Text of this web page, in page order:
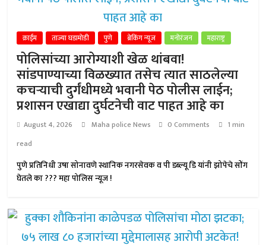
क्राईम ताज्या घडामोडी पुणे ब्रेकिंग न्यूज मनोरंजन महाराष्ट्र
पोलिसांच्या आरोग्याशी खेळ थांबवा!
सांडपाण्याच्या विळख्यात तसेच त्यात साठलेल्या
कचऱ्याची दुर्गंधीमध्ये भवानी पेठ पोलीस लाईन;
प्रशासन एखाद्या दुर्घटनेची वाट पाहत आहे का
August 4, 2026 Maha police News 0 Comments
1 min
read
पुणे प्रतिनिधी उषा सोनावणे स्थानिक नगरसेवक व पी डब्ल्यू डि यांनी झोपेचे सोंग
घेतले का ??? महा पोलिस न्यूज !